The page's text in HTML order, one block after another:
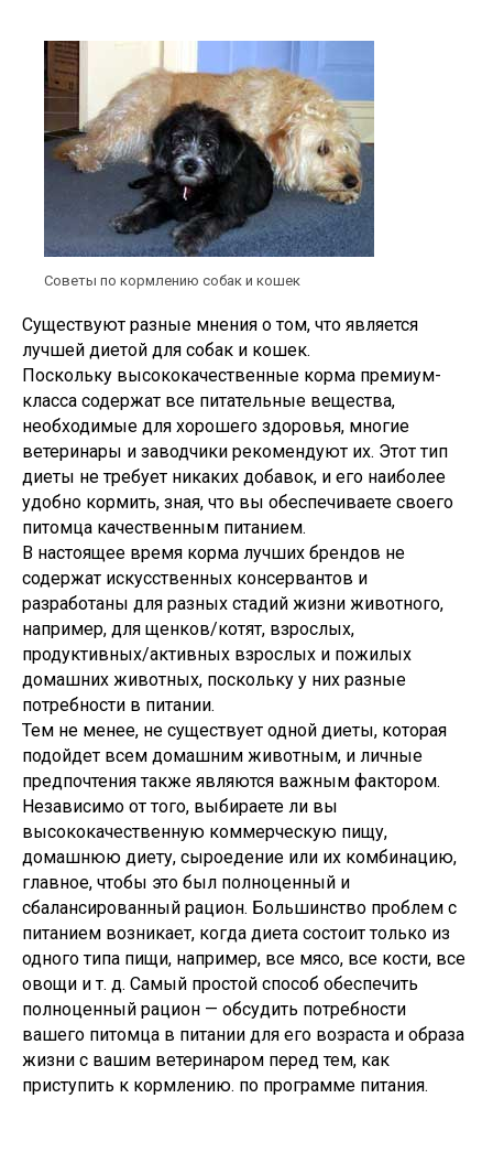
Советы по кормлению собак и кошек
Существуют разные мнения о том, что является
лучшей диетой для собак и кошек.
Поскольку высококачественные корма премиум-
класса содержат все питательные вещества,
необходимые для хорошего здоровья, многие
ветеринары и заводчики рекомендуют их. Этот тип
диеты не требует никаких добавок, и его наиболее
удобно кормить, зная, что вы обеспечиваете своего
питомца качественным питанием.
В настоящее время корма лучших брендов не
содержат искусственных консервантов и
разработаны для разных стадий жизни животного,
например, для щенков/котят, взрослых,
продуктивных/активных взрослых и пожилых
домашних животных, поскольку у них разные
потребности в питании.
Тем не менее, не существует одной диеты, которая
подойдет всем домашним животным, и личные
предпочтения также являются важным фактором.
Независимо от того, выбираете ли вы
высококачественную коммерческую пищу,
домашнюю диету, сыроедение или их комбинацию,
главное, чтобы это был полноценный и
сбалансированный рацион. Большинство проблем с
питанием возникает, когда диета состоит только из
одного типа пищи, например, все мясо, все кости, все
овощи и т. д. Самый простой способ обеспечить
полноценный рацион — обсудить потребности
вашего питомца в питании для его возраста и образа
жизни с вашим ветеринаром перед тем, как
приступить к кормлению. по программе питания.